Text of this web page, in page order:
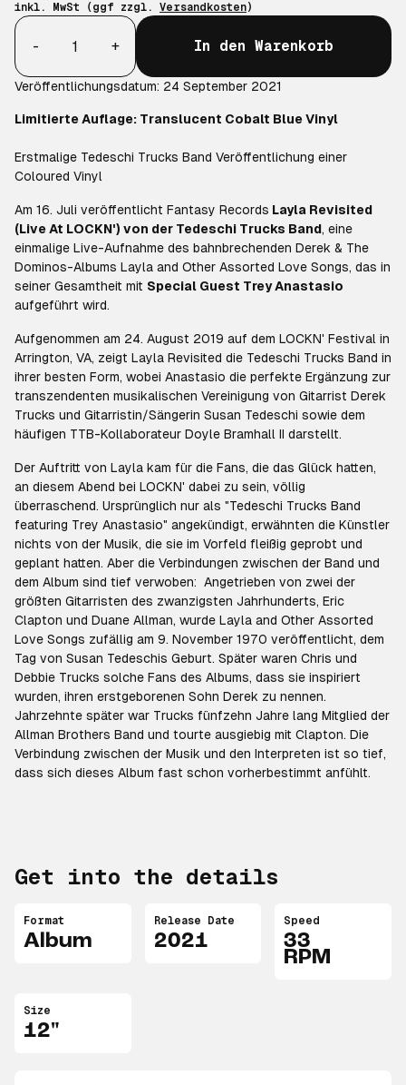
inkl. MwSt (ggf zzgl. Versandkosten)
Anzahl
-
+ In den Warenkorb
Veröffentlichungsdatum: 24 September 2021
Limitierte Auflage: Translucent Cobalt Blue Vinyl
Erstmalige Tedeschi Trucks Band Veröffentlichung einer
Coloured Vinyl
Am 16. Juli veröffentlicht Fantasy Records Layla Revisited
(Live At LOCKN') von der Tedeschi Trucks Band, eine
einmalige Live-Aufnahme des bahnbrechenden Derek & The
Dominos-Albums Layla and Other Assorted Love Songs, das in
seiner Gesamtheit mit Special Guest Trey Anastasio
aufgeführt wird.
Aufgenommen am 24. August 2019 auf dem LOCKN' Festival in
Arrington, VA, zeigt Layla Revisited die Tedeschi Trucks Band in
ihrer besten Form, wobei Anastasio die perfekte Ergänzung zur
transzendenten musikalischen Vereinigung von Gitarrist Derek
Trucks und Gitarristin/Sängerin Susan Tedeschi sowie dem
häufigen TTB-Kollaborateur Doyle Bramhall II darstellt.
Der Auftritt von Layla kam für die Fans, die das Glück hatten,
an diesem Abend bei LOCKN' dabei zu sein, völlig
überraschend. Ursprünglich nur als "Tedeschi Trucks Band
featuring Trey Anastasio" angekündigt, erwähnten die Künstler
nichts von der Musik, die sie im Vorfeld fleißig geprobt und
geplant hatten. Aber die Verbindungen zwischen der Band und
dem Album sind tief verwoben: Angetrieben von zwei der
größten Gitarristen des zwanzigsten Jahrhunderts, Eric
Clapton und Duane Allman, wurde Layla and Other Assorted
Love Songs zufällig am 9. November 1970 veröffentlicht, dem
Tag von Susan Tedeschis Geburt. Später waren Chris und
Debbie Trucks solche Fans des Albums, dass sie inspiriert
wurden, ihren erstgeborenen Sohn Derek zu nennen.
Jahrzehnte später war Trucks fünfzehn Jahre lang Mitglied der
Allman Brothers Band und tourte ausgiebig mit Clapton. Die
Verbindung zwischen der Musik und den Interpreten ist so tief,
dass sich dieses Album fast schon vorherbestimmt anfühlt.
Get into the details
Format
Album
Release Date
2021
Speed
33
RPM
Size
12"